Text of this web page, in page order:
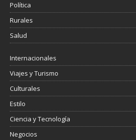
Política
Rurales
Salud
Internacionales
Viajes y Turismo
Culturales
Estilo
Ciencia y Tecnología
Negocios